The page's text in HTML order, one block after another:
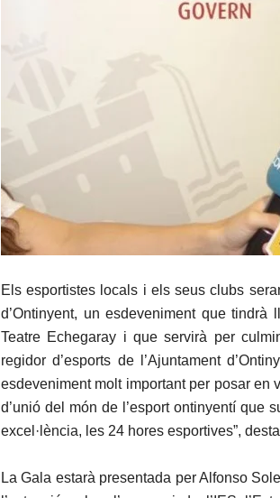
Els esportistes locals i els seus clubs
d’Ontinyent, un esdeveniment que
Teatre Echegaray i que servirà per
regidor d’esports de l’Ajuntament
esdeveniment molt important per posar en
d’unió del món de l’esport ontinyentí que
excel·lència, les 24 hores esportives”,
La Gala estarà presentada per Alfonso